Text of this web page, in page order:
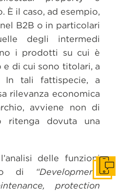
È il caso, ad esempio,
B2B o in particolari
degli intermedi
i prodotti su cui è
di cui sono titolari, a
In tali fattispecie, a
rilevanza economica
avviene non di
dovuta una
delle funzioni
di “Development,
protection
Get